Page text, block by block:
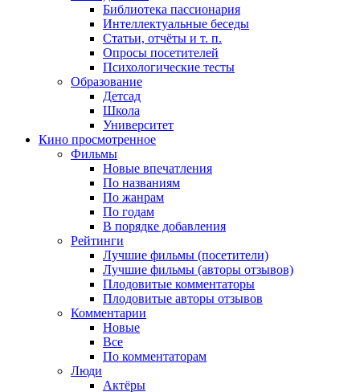
Библиотека пассионария
Интеллектуальные беседы
Статьи, отчёты и т. п.
Опросы посетителей
Психологические тесты
Образование
Детсад
Школа
Университет
Кино просмотренное
Фильмы
Новые впечатления
По названиям
По жанрам
По годам
В порядке добавления
Рейтинги
Лучшие фильмы (посетители)
Лучшие фильмы (авторы отзывов)
Плодовитые комментаторы
Плодовитые авторы отзывов
Комментарии
Новые
Все
По комментаторам
Люди
Актёры